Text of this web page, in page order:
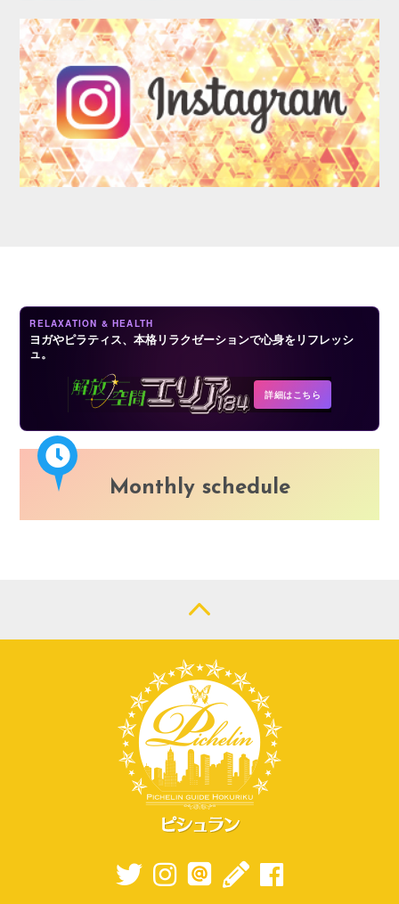
AUDITION
LOGIN
RELAXATION & HEALTH
ヨガやピラティス、本格リラクゼーションで心身をリフレッシ
ュ。
詳細はこちら
Monthly schedule